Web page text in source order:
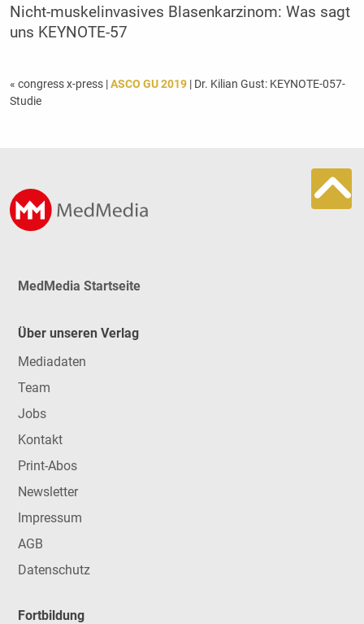
Nicht-muskelinvasives Blasenkarzinom: Was sagt
uns KEYNOTE-57
« congress x-press |ASCO GU 2019| Dr. Kilian Gust: KEYNOTE-057-
Studie
MedMedia Startseite
Über unseren Verlag
Mediadaten
Team
Jobs
Kontakt
Print-Abos
Newsletter
Impressum
AGB
Datenschutz
Fortbildung